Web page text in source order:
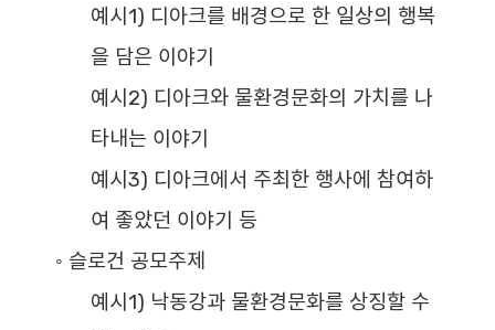
예시1) 디아크를 배경으로 한 일상의 행복
을 담은 이야기
예시2) 디아크와 물환경문화의 가치를 나
타내는 이야기
예시3) 디아크에서 주최한 행사에 참여하
여 좋았던 이야기 등
◦ 슬로건 공모주제
예시1) 낙동강과 물환경문화를 상징할 수